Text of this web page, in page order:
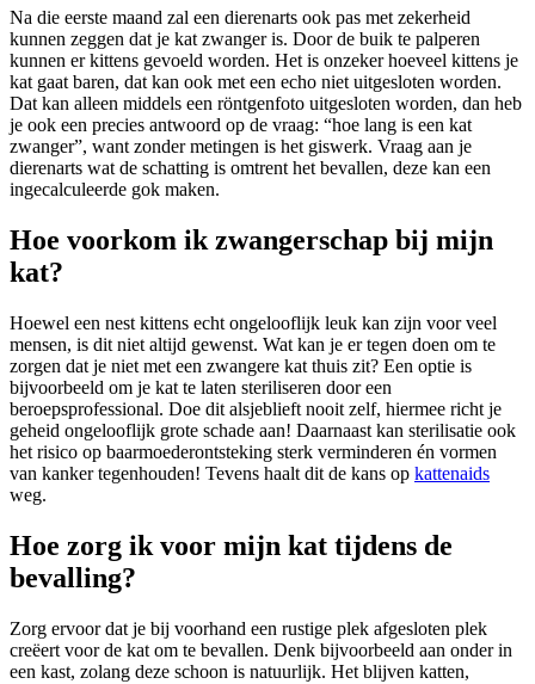
Na die eerste maand zal een dierenarts ook pas met zekerheid
kunnen zeggen dat je kat zwanger is. Door de buik te palperen
kunnen er kittens gevoeld worden. Het is onzeker hoeveel kittens je
kat gaat baren, dat kan ook met een echo niet uitgesloten worden.
Dat kan alleen middels een röntgenfoto uitgesloten worden, dan heb
je ook een precies antwoord op de vraag: “hoe lang is een kat
zwanger”, want zonder metingen is het giswerk. Vraag aan je
dierenarts wat de schatting is omtrent het bevallen, deze kan een
ingecalculeerde gok maken.
Hoe voorkom ik zwangerschap bij mijn
kat?
Hoewel een nest kittens echt ongelooflijk leuk kan zijn voor veel
mensen, is dit niet altijd gewenst. Wat kan je er tegen doen om te
zorgen dat je niet met een zwangere kat thuis zit? Een optie is
bijvoorbeeld om je kat te laten steriliseren door een
beroepsprofessional. Doe dit alsjeblieft nooit zelf, hiermee richt je
geheid ongelooflijk grote schade aan! Daarnaast kan sterilisatie ook
het risico op baarmoederontsteking sterk verminderen én vormen
van kanker tegenhouden! Tevens haalt dit de kans op kattenaids
weg.
Hoe zorg ik voor mijn kat tijdens de
bevalling?
Zorg ervoor dat je bij voorhand een rustige plek afgesloten plek
creëert voor de kat om te bevallen. Denk bijvoorbeeld aan onder in
een kast, zolang deze schoon is natuurlijk. Het blijven katten,